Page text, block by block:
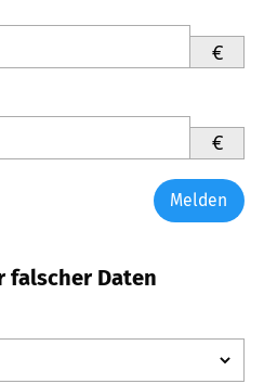
€
€
Melden
falscher Daten